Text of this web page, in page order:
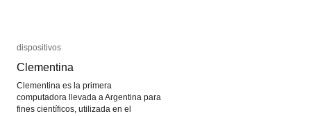
dispositivos
Clementina
Clementina es la primera
computadora llevada a Argentina para
fines científicos, utilizada en el
dispositivos
Clementina